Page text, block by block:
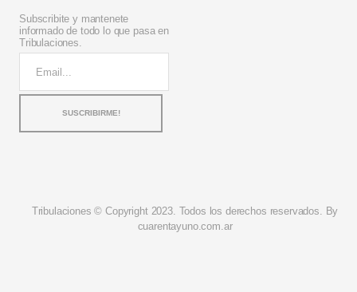
Subscribite y mantenete
informado de todo lo que pasa en
Tribulaciones.
Tribulaciones © Copyright 2023. Todos los derechos reservados. By
cuarentayuno.com.ar